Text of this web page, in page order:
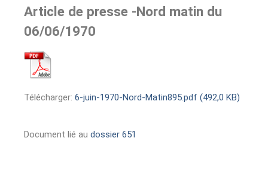
Article de presse -Nord matin du
06/06/1970
Télécharger: 6-juin-1970-Nord-Matin895.pdf (492,0 KB)
Document lié au dossier 651